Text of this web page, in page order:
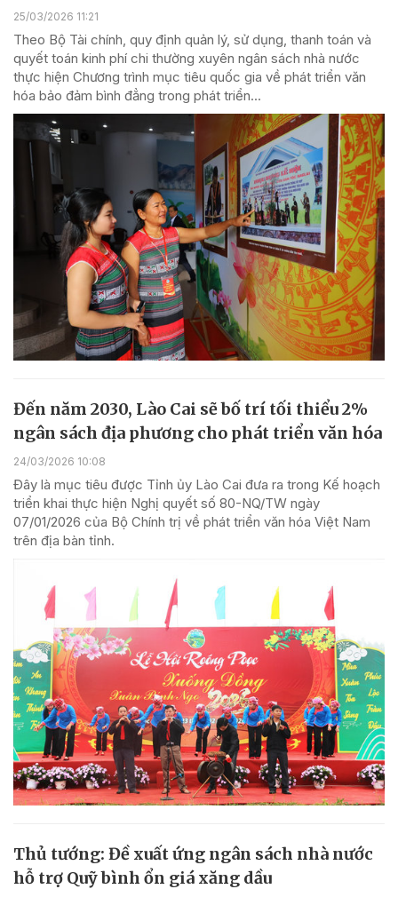
25/03/2026 11:21
Theo Bộ Tài chính, quy định quản lý, sử dụng, thanh toán và
quyết toán kinh phí chi thường xuyên ngân sách nhà nước
thực hiện Chương trình mục tiêu quốc gia về phát triển văn
hóa bảo đảm bình đẳng trong phát triển...
Đến năm 2030, Lào Cai sẽ bố trí tối thiểu 2%
ngân sách địa phương cho phát triển văn hóa
24/03/2026 10:08
Đây là mục tiêu được Tỉnh ủy Lào Cai đưa ra trong Kế hoạch
triển khai thực hiện Nghị quyết số 80-NQ/TW ngày
07/01/2026 của Bộ Chính trị về phát triển văn hóa Việt Nam
trên địa bàn tỉnh.
Thủ tướng: Đề xuất ứng ngân sách nhà nước
hỗ trợ Quỹ bình ổn giá xăng dầu